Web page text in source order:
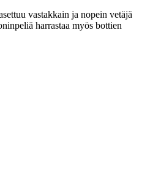
vastakkain ja nopein vetäjä
harrastaa myös bottien